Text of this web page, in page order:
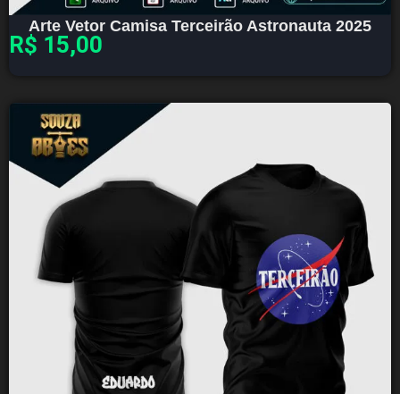
Arte Vetor Camisa Terceirão Astronauta 2025
R$ 15,00